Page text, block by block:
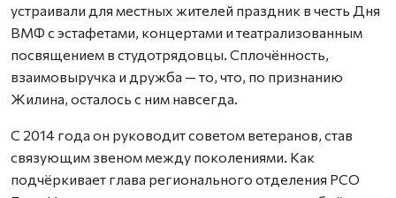
устраивали для местных жителей праздник в честь Дня
ВМФ с эстафетами, концертами и театрализованным
посвящением в студотрядовцы. Сплочённость,
взаимовыручка и дружба — то, что, по признанию
Жилина, осталось с ним навсегда.
С 2014 года он руководит советом ветеранов, став
связующим звеном между поколениями. Как
подчёркивает глава регионального отделения РСО